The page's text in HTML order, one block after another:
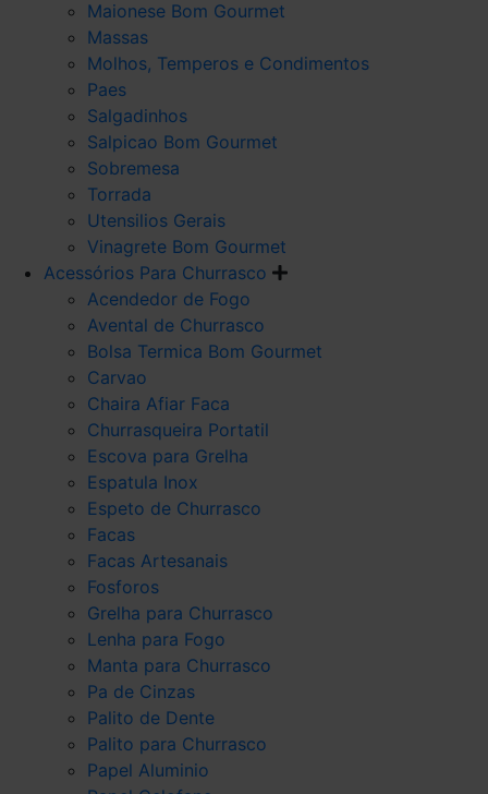
Maionese Bom Gourmet
Massas
Molhos, Temperos e Condimentos
Paes
Salgadinhos
Salpicao Bom Gourmet
Sobremesa
Torrada
Utensilios Gerais
Vinagrete Bom Gourmet
Acessórios Para Churrasco
Acendedor de Fogo
Avental de Churrasco
Bolsa Termica Bom Gourmet
Carvao
Chaira Afiar Faca
Churrasqueira Portatil
Escova para Grelha
Espatula Inox
Espeto de Churrasco
Facas
Facas Artesanais
Fosforos
Grelha para Churrasco
Lenha para Fogo
Manta para Churrasco
Pa de Cinzas
Palito de Dente
Palito para Churrasco
Papel Aluminio